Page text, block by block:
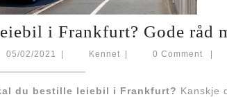
i Frankfurt? Gode råd
05/02/2021 05/02/2021KennetKennet 0 Comment
du bestille leiebil i Frankfurt? Kanskje